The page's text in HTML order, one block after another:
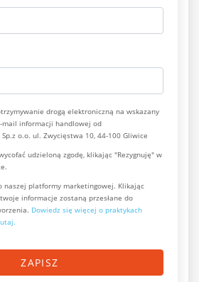
drogą elektroniczną na wskazany
mail informacji handlowej od
o.o. ul. Zwycięstwa 10, 44-100 Gliwice
udzieloną zgodę, klikając "Rezygnuję" w
naszej platformy marketingowej. Klikając
informacje zostaną przesłane do
Dowiedz się więcej o praktykach
ZAPISZ